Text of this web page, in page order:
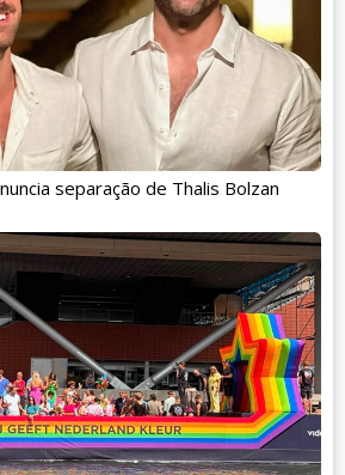
separação de Thalis Bolzan